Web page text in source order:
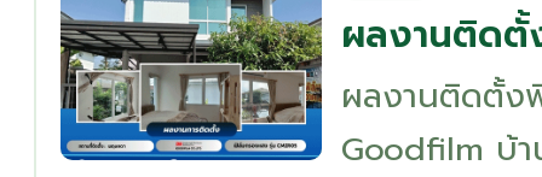
ผลงานติดตั้
ผลงานติดตั้ง
Goodfilm บ้า